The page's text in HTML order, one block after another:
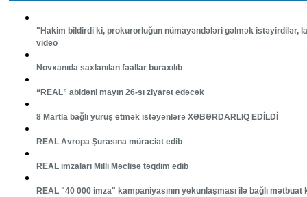
"Hakim bildirdi ki, prokurorluğun nümayəndələri gəlmək istəyirdilər,
video
Novxanıda saxlanılan fəallar buraxılıb
“REAL” abidəni mayın 26-sı ziyarət edəcək
8 Martla bağlı yürüş etmək istəyənlərə XƏBƏRDARLIQ EDİLDİ
REAL Avropa Şurasına müraciət edib
REAL imzaları Milli Məclisə təqdim edib
REAL "40 000 imza" kampaniyasının yekunlaşması ilə bağlı mətbuat